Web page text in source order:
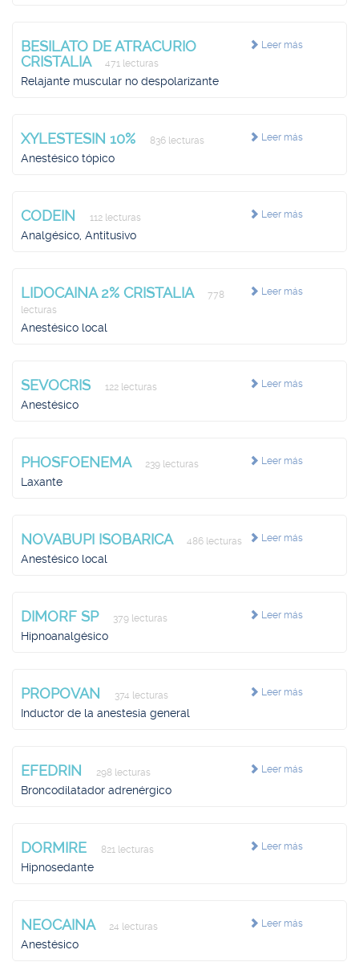
Leer más
BESILATO DE ATRACURIO
CRISTALIA
471 lecturas
Relajante muscular no despolarizante
Leer más
XYLESTESIN 10% 836 lecturas
Anestésico tópico
Leer más
CODEIN 112 lecturas
Analgésico, Antitusivo
Leer más
LIDOCAINA 2% CRISTALIA
778
lecturas
Anestésico local
Leer más
SEVOCRIS 122 lecturas
Anestésico
Leer más
PHOSFOENEMA 239 lecturas
Laxante
Leer más
NOVABUPI ISOBARICA 486 lecturas
Anestésico local
Leer más
DIMORF SP 379 lecturas
Hipnoanalgésico
Leer más
PROPOVAN 374 lecturas
Inductor de la anestesia general
Leer más
EFEDRIN 298 lecturas
Broncodilatador adrenérgico
Leer más
DORMIRE 821 lecturas
Hipnosedante
Leer más
NEOCAINA 24 lecturas
Anestésico